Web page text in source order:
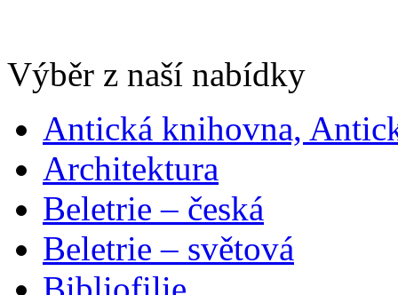
Výběr z naší nabídky
Antická knihovna,
Architektura
Beletrie – česká
Beletrie – světová